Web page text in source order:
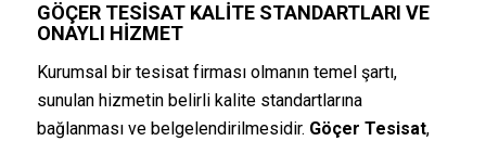
GÖÇER TESISATKALITE STANDARTLARI VE
ONAYLI HIZMET
Kurumsal bir tesisat firması olmanın temel şartı,
sunulan hizmetin belirli kalite standartlarına
bağlanması ve belgelendirilmesidir. Göçer Tesisat,